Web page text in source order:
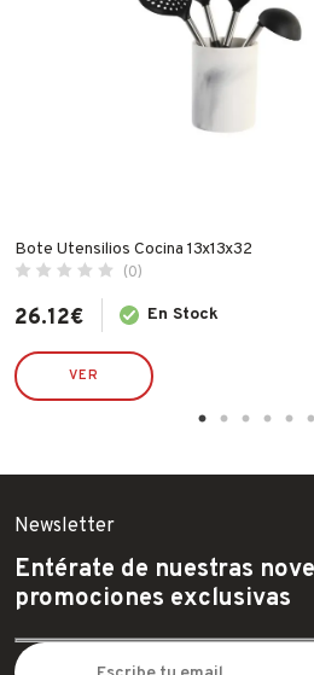
Bote Utensilios Cocina 13x13x32
(0)
26.12€ En Stock
VER
Newsletter
Entérate de nuestras
promociones exclusivas